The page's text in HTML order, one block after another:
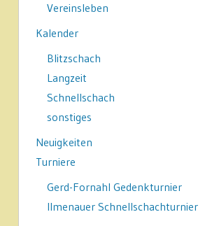
Vereinsleben
Kalender
Blitzschach
Langzeit
Schnellschach
sonstiges
Neuigkeiten
Turniere
Gerd-Fornahl Gedenkturnier
Ilmenauer Schnellschachturnier